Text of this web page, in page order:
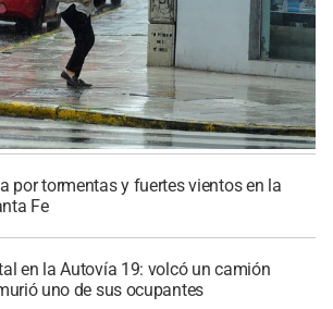
por tormentas y fuertes vientos en la
Fe
en la Autovía 19: volcó un camión
uno de sus ocupantes